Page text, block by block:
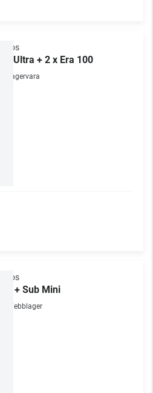
Sonos
Arc Ultra + 2 x Era 100
Lagervara
Sonos
Ray + Sub Mini
Webblager